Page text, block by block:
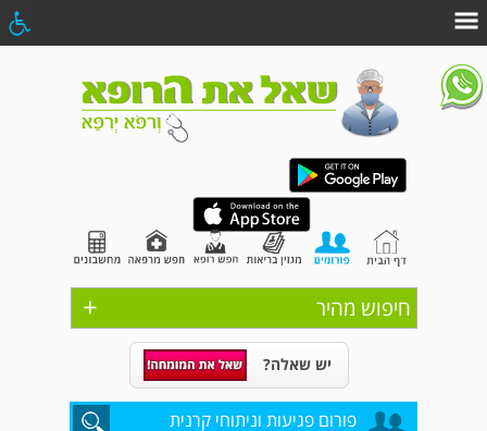
+ חיפוש מהיר
יש שאלה?
פורום פגיעות וניתוחי קרנית